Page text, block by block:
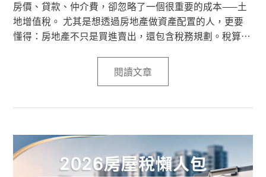
房價、貸款、仲介費，卻忽略了一個很重要的成本——土
地增值稅。 尤其是想透過房地產做資產配置的人，更要
懂得：房地產不只是買進賣出，還包含稅務規劃。稅算清
閱讀文章